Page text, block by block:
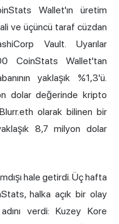
Wallet'ın üretim
ve üçüncü taraf cüzdan
Vault. Uyarılar
CoinStats Wallet'tan
yaklaşık %1,3'ü.
dolar değerinde kripto
olarak bilinen bir
8,7 milyon dolar
hale getirdi. Üç hafta
halka açık bir olay
verdi: Kuzey Kore